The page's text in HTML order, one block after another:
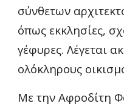
σύνθετων
όπως εκκλησίες,
γέφυρες. Λέγεται
ολόκληρους
Με την Αφροδίτη